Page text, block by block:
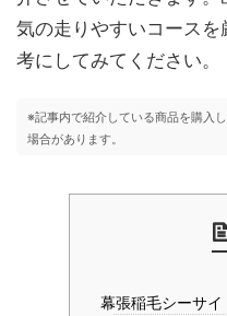
気の走りやすいコース
考にしてみてください。
※記事内で紹介している商品を購入
場合があります。
幕張稲毛シーサイ